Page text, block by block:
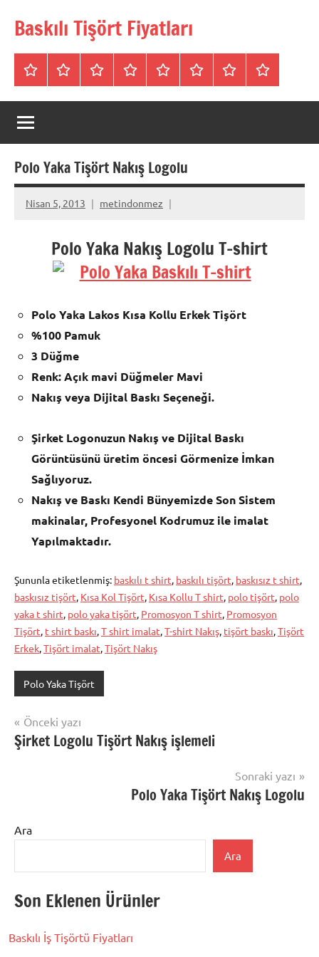
Baskılı Tişört Fiyatları
TişörtlerBisiklet
Yaka
V
Yaka
Bisiklet
Yaka
Polo
Yaka
Polo
Yaka
iletişimHakkımızda
Polo Yaka Tişört Nakış Logolu
Nisan 5, 2013 metindonmez
Polo Yaka Nakış Logolu T-shirt
Polo Yaka Lakos Kısa Kollu Erkek Tişört
%100 Pamuk
3 Düğme
Renk: Açık mavi Düğmeler Mavi
Nakış veya Dijital Baskı Seçeneği.
Şirket Logonuzun Nakış ve Dijital Baskı
Görüntüsünü üretim öncesi Görmenize İmkan
Sağlıyoruz.
Nakış ve Baskı Kendi Bünyemizde Son Sistem
makinalar, Profesyonel Kodrumuz ile imalat
Yapılmaktadır.
Şununla etiketlenmiş: baskılı t shirt baskılı tişört baskısız t shirt
baskısız tişört Kısa Kol Tişört Kısa Kollu T shirt polo tişört polo
yaka t shirt polo yaka tişört Promosyon T shirt Promosyon
Tişört t shirt baskı T shirt imalat T-shirt Nakış tişört baskı Tişört
Erkek Tişört imalat Tişört Nakış
Polo Yaka Tişört
Yazı
gezinmesi
Önceki yazı
Şirket Logolu Tişört Nakış işlemeli
Sonraki yazı
Polo Yaka Tişört Nakış Logolu
Ara
Ara
Son Eklenen Ürünler
Baskılı İş Tişörtü Fiyatları